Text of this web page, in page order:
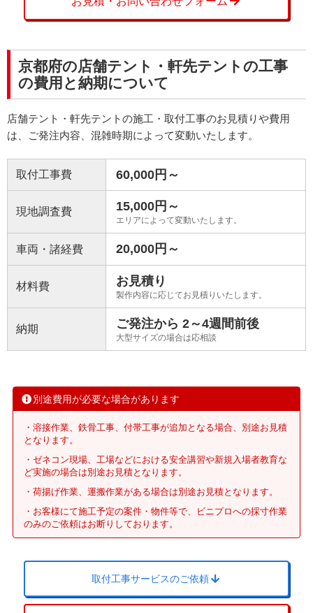
京都府の店舗テント・軒先テントの工事
の費用と納期について
店舗テント・軒先テントの施工・取付工事のお見積りや費用
は、ご発注内容、混雑時期によって変動いたします。
取付工事費 60,000円～
現地調査費 15,000円～
エリアによって変動いたします。
車両・諸経費 20,000円～
材料費 お見積り
製作内容に応じてお見積りいたします。
納期 ご発注から 2～4週間前後
大型サイズの場合は応相談
別途費用が必要な場合があります
・溶接作業、鉄骨工事、付帯工事が追加となる場合、別途お見積
となります。
・ゼネコン現場、工場などにおける安全講習や新規入場者教育な
ど実施の場合は別途お見積となります。
・荷揚げ作業、運搬作業がある場合は別途お見積となります。
・お客様にて施工予定の案件・物件等で、ビニプロへの採寸作業
のみのご依頼はお断りしております。
取付工事サービスのご依頼